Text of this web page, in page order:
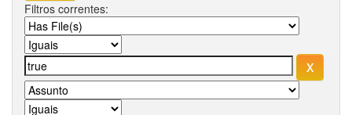
Filtros correntes: